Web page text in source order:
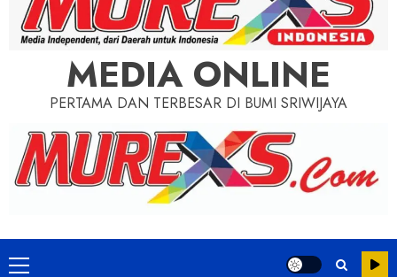
MEDIA ONLINE
PERTAMA DAN TERBESAR DI BUMI SRIWIJAYA
Primary